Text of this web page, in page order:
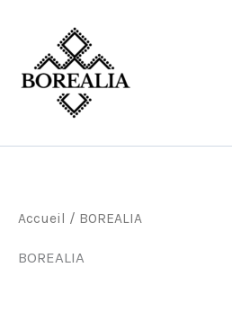
contenu
Accueil / BOREALIA
BOREALIA